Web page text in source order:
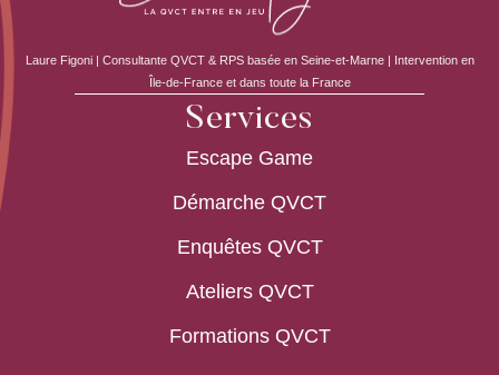
Laure Figoni | Consultante QVCT & RPS basée en Seine-et-Marne | Intervention en
Île-de-France et dans toute la France
Services
Escape Game
Démarche QVCT
Enquêtes QVCT
Ateliers QVCT
Formations QVCT